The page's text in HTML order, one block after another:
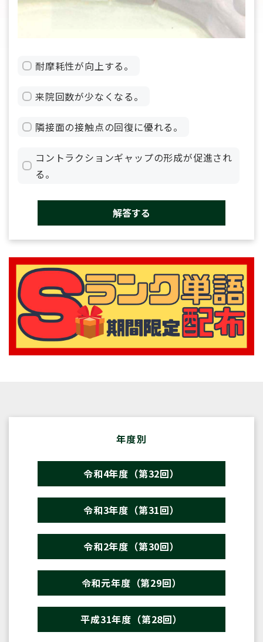
耐摩耗性が向上する。
来院回数が少なくなる。
隣接面の接触点の回復に優れる。
コントラクションギャップの形成が促進され
る。
解答する
年度別
令和4年度（第32回）
令和3年度（第31回）
令和2年度（第30回）
令和元年度（第29回）
平成31年度（第28回）